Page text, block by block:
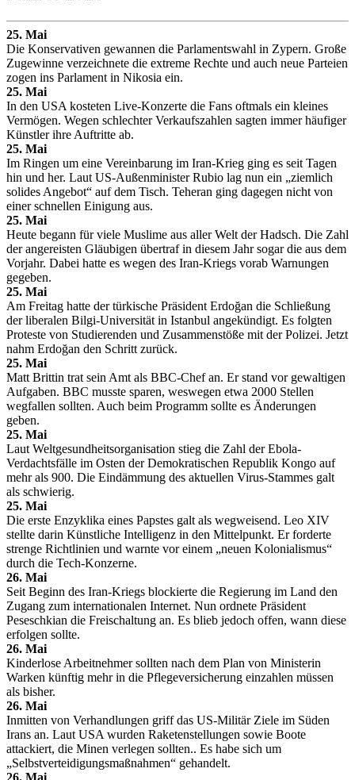
25. Mai
Die Konservativen gewannen die Parlamentswahl in Zypern. Große
Zugewinne verzeichnete die extreme Rechte und auch neue Parteien
zogen ins Parlament in Nikosia ein.
25. Mai
In den USA kosteten Live-Konzerte die Fans oftmals ein kleines
Vermögen. Wegen schlechter Verkaufszahlen sagten immer häufiger
Künstler ihre Auftritte ab.
25. Mai
Im Ringen um eine Vereinbarung im Iran-Krieg ging es seit Tagen
hin und her. Laut US-Außenminister Rubio lag nun ein „ziemlich
solides Angebot“ auf dem Tisch. Teheran ging dagegen nicht von
einer schnellen Einigung aus.
25. Mai
Heute begann für viele Muslime aus aller Welt der Hadsch. Die Zahl
der angereisten Gläubigen übertraf in diesem Jahr sogar die aus dem
Vorjahr. Dabei hatte es wegen des Iran-Kriegs vorab Warnungen
gegeben.
25. Mai
Am Freitag hatte der türkische Präsident Erdoğan die Schließung
der liberalen Bilgi-Universität in Istanbul angekündigt. Es folgten
Proteste von Studierenden und Zusammenstöße mit der Polizei. Jetzt
nahm Erdoğan den Schritt zurück.
25. Mai
Matt Brittin trat sein Amt als BBC-Chef an. Er stand vor gewaltigen
Aufgaben. BBC musste sparen, weswegen etwa 2000 Stellen
wegfallen sollten. Auch beim Programm sollte es Änderungen
geben.
25. Mai
Laut Weltgesundheitsorganisation stieg die Zahl der Ebola-
Verdachtsfälle im Osten der Demokratischen Republik Kongo auf
mehr als 900. Die Eindämmung des aktuellen Virus-Stammes galt
als schwierig.
25. Mai
Die erste Enzyklika eines Papstes galt als wegweisend. Leo XIV
stellte darin Künstliche Intelligenz in den Mittelpunkt. Er forderte
strenge Richtlinien und warnte vor einem „neuen Kolonialismus“
durch die Tech-Konzerne.
26. Mai
Seit Beginn des Iran-Kriegs blockierte die Regierung im Land den
Zugang zum internationalen Internet. Nun ordnete Präsident
Peseschkian die Freischaltung an. Es blieb jedoch offen, wann diese
erfolgen sollte.
26. Mai
Kinderlose Arbeitnehmer sollten nach dem Plan von Ministerin
Warken künftig mehr in die Pflegeversicherung einzahlen müssen
als bisher.
26. Mai
Inmitten von Verhandlungen griff das US-Militär Ziele im Süden
Irans an. Laut USA wurden Raketenstellungen sowie Boote
attackiert, die Minen verlegen sollten.. Es habe sich um
„Selbstverteidigungsmaßnahmen“ gehandelt.
26. Mai